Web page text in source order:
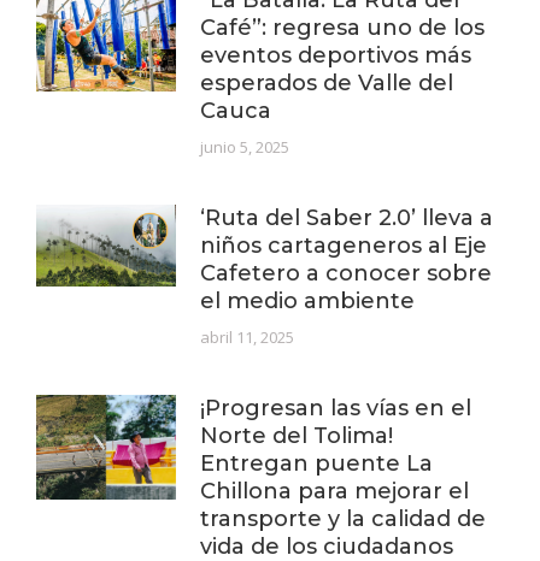
Café”: regresa uno de los
eventos deportivos más
esperados de Valle del
Cauca
junio 5, 2025
‘Ruta del Saber 2.0’ lleva a
niños cartageneros al Eje
Cafetero a conocer sobre
el medio ambiente
abril 11, 2025
¡Progresan las vías en el
Norte del Tolima!
Entregan puente La
Chillona para mejorar el
transporte y la calidad de
vida de los ciudadanos